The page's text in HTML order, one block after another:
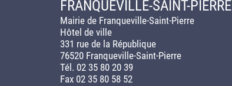
FRANQUEVILLE-SAINT-PIERRE
Mairie de Franqueville-Saint-Pierre
Hôtel de ville
331 rue de la République
76520 Franqueville-Saint-Pierre
Tél. 02 35 80 20 39
Fax 02 35 80 58 52